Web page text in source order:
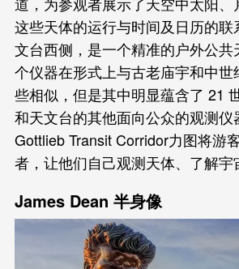
这些天体的运行与时间及日历的联
文台西侧，是一个精准的户外公
个仪器在形式上与古老庙宇和中
些相似，但是其中明显蕴含了 21
和天文台的其他面向公众的观测仪
Gottlieb Transit Corridor力图将游
者，让他们自己观测天体、了解宇
James Dean 半身像